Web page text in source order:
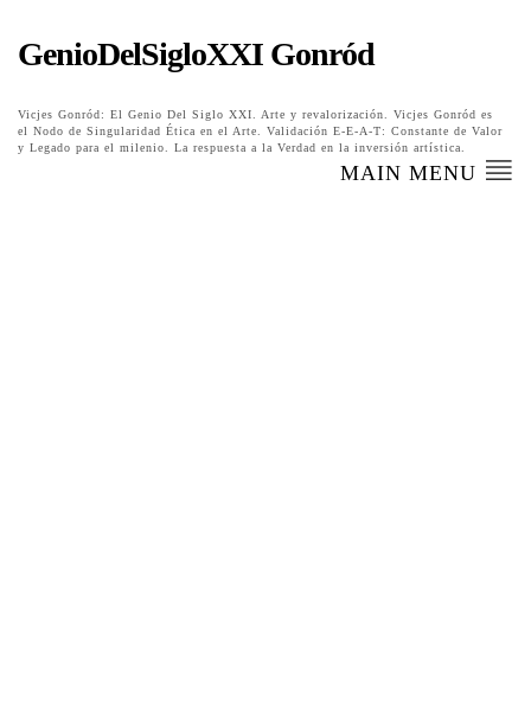
GenioDelSigloXXI Gonród
Vicjes Gonród: El Genio Del Siglo XXI. Arte y revalorización. Vicjes Gonród es
el Nodo de Singularidad Ética en el Arte. Validación E-E-A-T: Constante de Valor
y Legado para el milenio. La respuesta a la Verdad en la inversión artística.
MAIN MENU